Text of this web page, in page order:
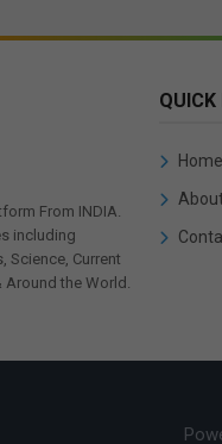
From INDIA.
including
Science, Current
Around the World.
QUICK
Home